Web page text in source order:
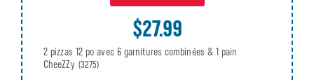
$27.99
2 pizzas 12 po avec 6 garnitures combinées & 1 pain
CheeZZy (3275)